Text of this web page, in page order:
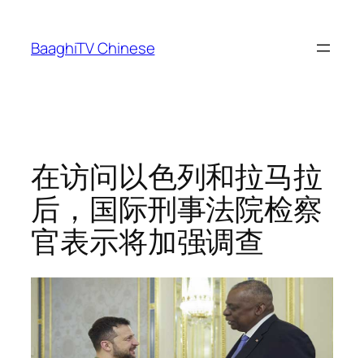
content
BaaghiTV Chinese
在访问以色列和拉马拉
后，国际刑事法院检察
官表示将加强调查